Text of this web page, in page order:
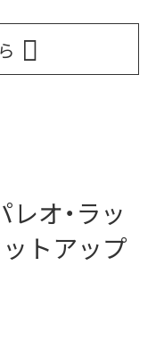
レオ・ラッ
トアップ